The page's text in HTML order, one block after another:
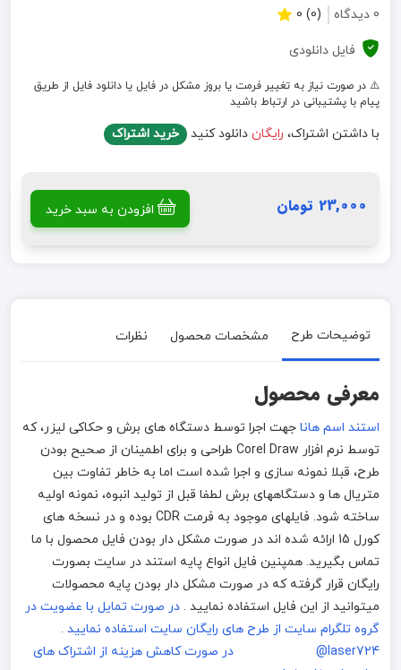
0 دیدگاه
(0) 0
فایل دانلودی
⚠️ در صورت نیاز به تغییر فرمت یا بروز مشکل در فایل یا دانلود فایل از طریق
پیام با پشتیبانی در ارتباط باشید
با داشتن اشتراک، رایگان دانلود کنید خرید اشتراک
23,000 تومان افزودن به سبد خرید
توضیحات طرح مشخصات محصول نظرات
معرفی محصول
استند اسم هانا جهت اجرا توسط دستگاه های برش و حکاکی لیزر، که
توسط نرم افزار Corel Draw طراحی و برای اطمینان از صحیح بودن
طرح، قبلا نمونه سازی و اجرا شده است اما به خاطر تفاوت بین
متریال ها و دستگاههای برش لطفا قبل از تولید انبوه، نمونه اولیه
ساخته شود. فایلهای موجود به فرمت CDR بوده و در نسخه های
کورل 15 ارائه شده اند در صورت مشکل دار بودن فایل محصول با ما
تماس بگیرید. همپنین فایل انواع پایه استند در سایت بصورت
رایگان قرار گرفته که در صورت مشکل دار بودن پایه محصولات
میتوانید از این فایل استفاده نمایید . در صورت تمایل با عضویت در
گروه تلگرام سایت از طرح های رایگان سایت استفاده نمایید .
laser724@
در صورت کاهش هزینه از اشتراک های